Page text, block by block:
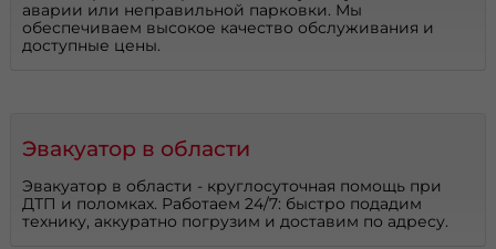
аварии или неправильной парковки. Мы
обеспечиваем высокое качество обслуживания и
доступные цены.
Эвакуатор в области
Эвакуатор в области - круглосуточная помощь при
ДТП и поломках. Работаем 24/7: быстро подадим
технику, аккуратно погрузим и доставим по адресу.